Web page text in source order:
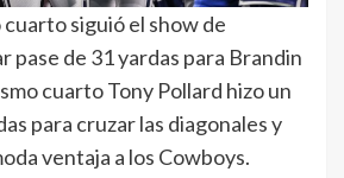
cuarto siguió el show de
pase de 31 yardas para Brandin
cuarto Tony Pollard hizo un
para cruzar las diagonales y
ventaja a los Cowboys.